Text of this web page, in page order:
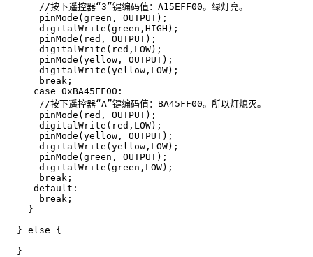
      //按下遥控器“3”键编码值：A15EFF00。绿灯亮。
      pinMode(green, OUTPUT);
      digitalWrite(green,HIGH);
      pinMode(red, OUTPUT);
      digitalWrite(red,LOW);
      pinMode(yellow, OUTPUT);
      digitalWrite(yellow,LOW);
      break;
     case 0xBA45FF00:
      //按下遥控器“A”键编码值：BA45FF00。所以灯熄灭。
      pinMode(red, OUTPUT);
      digitalWrite(red,LOW);
      pinMode(yellow, OUTPUT);
      digitalWrite(yellow,LOW);
      pinMode(green, OUTPUT);
      digitalWrite(green,LOW);
      break;
     default:
      break;
    }
  } else {
  }